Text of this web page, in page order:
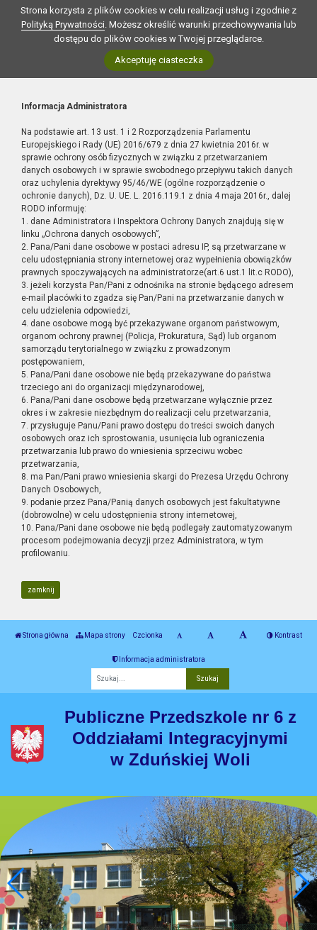
Strona korzysta z plików cookies w celu realizacji usług i zgodnie z
Polityką Prywatności. Możesz określić warunki przechowywania lub
dostępu do plików cookies w Twojej przeglądarce.
Akceptuję ciasteczka
Informacja Administratora
Na podstawie art. 13 ust. 1 i 2 Rozporządzenia Parlamentu
Europejskiego i Rady (UE) 2016/679 z dnia 27 kwietnia 2016r. w
sprawie ochrony osób fizycznych w związku z przetwarzaniem
danych osobowych i w sprawie swobodnego przepływu takich danych
oraz uchylenia dyrektywy 95/46/WE (ogólne rozporządzenie o
ochronie danych), Dz. U. UE. L. 2016.119.1 z dnia 4 maja 2016r., dalej
RODO informuję:
1. dane Administratora i Inspektora Ochrony Danych znajdują się w
linku „Ochrona danych osobowych”,
2. Pana/Pani dane osobowe w postaci adresu IP, są przetwarzane w
celu udostępniania strony internetowej oraz wypełnienia obowiązków
prawnych spoczywających na administratorze(art.6 ust.1 lit.c RODO),
3. jeżeli korzysta Pan/Pani z odnośnika na stronie będącego adresem
e-mail placówki to zgadza się Pan/Pani na przetwarzanie danych w
celu udzielenia odpowiedzi,
4. dane osobowe mogą być przekazywane organom państwowym,
organom ochrony prawnej (Policja, Prokuratura, Sąd) lub organom
samorządu terytorialnego w związku z prowadzonym
postępowaniem,
5. Pana/Pani dane osobowe nie będą przekazywane do państwa
trzeciego ani do organizacji międzynarodowej,
6. Pana/Pani dane osobowe będą przetwarzane wyłącznie przez
okres i w zakresie niezbędnym do realizacji celu przetwarzania,
7. przysługuje Panu/Pani prawo dostępu do treści swoich danych
osobowych oraz ich sprostowania, usunięcia lub ograniczenia
przetwarzania lub prawo do wniesienia sprzeciwu wobec
przetwarzania,
8. ma Pan/Pani prawo wniesienia skargi do Prezesa Urzędu Ochrony
Danych Osobowych,
9. podanie przez Pana/Panią danych osobowych jest fakultatywne
(dobrowolne) w celu udostępnienia strony internetowej,
10. Pana/Pani dane osobowe nie będą podlegały zautomatyzowanym
procesom podejmowania decyzji przez Administratora, w tym
profilowaniu.
zamknij
Strona główna Mapa strony Czcionka Kontrast
Informacja administratora
Publiczne Przedszkole nr 6 z
Oddziałami Integracyjnymi
w Zduńskiej Woli